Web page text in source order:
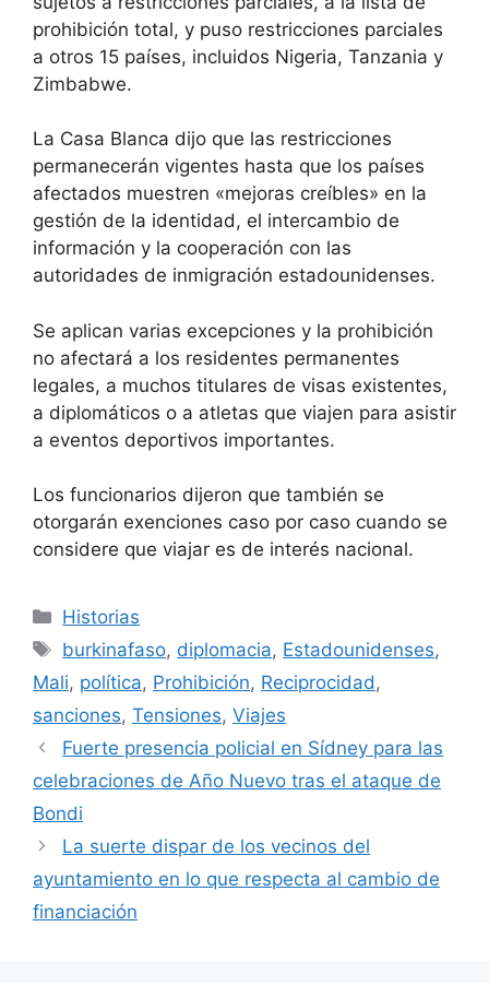
prohibición total, y puso restricciones parciales
a otros 15 países, incluidos Nigeria, Tanzania y
Zimbabwe.
La Casa Blanca dijo que las restricciones
permanecerán vigentes hasta que los países
afectados muestren «mejoras creíbles» en la
gestión de la identidad, el intercambio de
información y la cooperación con las
autoridades de inmigración estadounidenses.
Se aplican varias excepciones y la prohibición
no afectará a los residentes permanentes
legales, a muchos titulares de visas existentes,
a diplomáticos o a atletas que viajen para asistir
a eventos deportivos importantes.
Los funcionarios dijeron que también se
otorgarán exenciones caso por caso cuando se
considere que viajar es de interés nacional.
Categorías
Historias
Etiquetas
burkinafaso, diplomacia, Estadounidenses,
Mali, política, Prohibición, Reciprocidad,
sanciones, Tensiones, Viajes
Fuerte presencia policial en Sídney para las
celebraciones de Año Nuevo tras el ataque de
Bondi
La suerte dispar de los vecinos del
ayuntamiento en lo que respecta al cambio de
financiación